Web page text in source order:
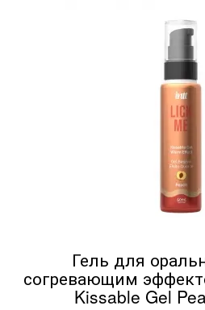
Гель для
согревающим
Kissable Gel